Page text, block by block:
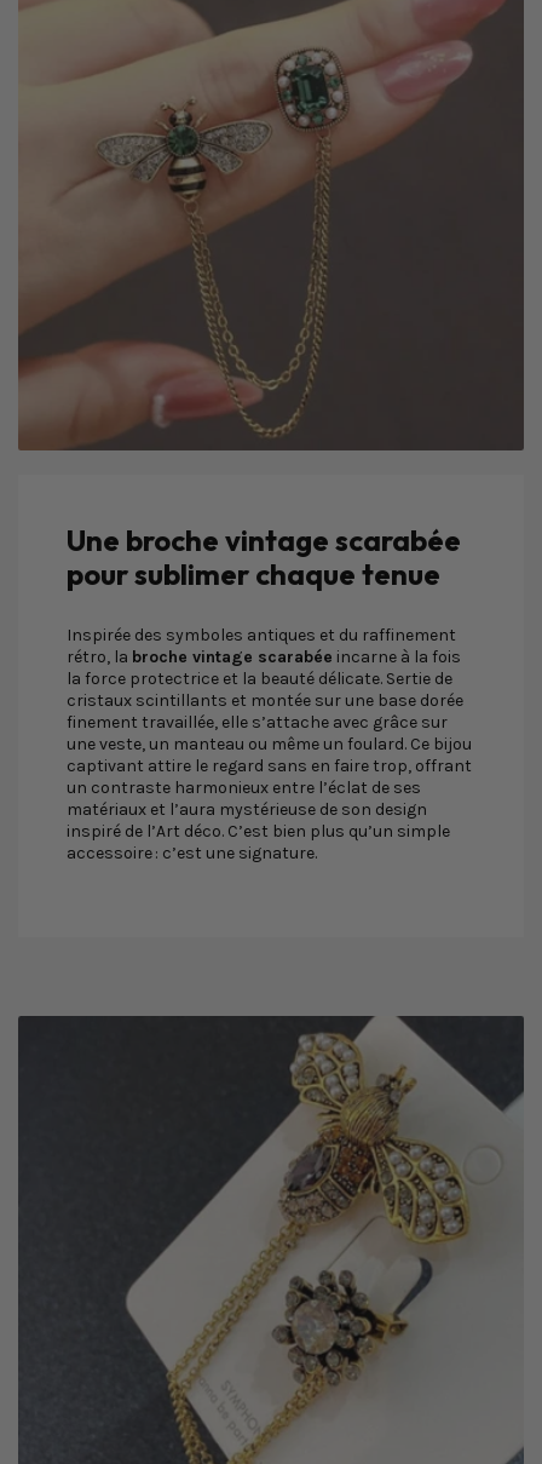
Une broche vintage scarabée
pour sublimer chaque tenue
Inspirée des symboles antiques et du raffinement
rétro, la broche vintage scarabée incarne à la fois
la force protectrice et la beauté délicate. Sertie de
cristaux scintillants et montée sur une base dorée
finement travaillée, elle s’attache avec grâce sur
une veste, un manteau ou même un foulard. Ce bijou
captivant attire le regard sans en faire trop, offrant
un contraste harmonieux entre l’éclat de ses
matériaux et l’aura mystérieuse de son design
inspiré de l’Art déco. C’est bien plus qu’un simple
accessoire : c’est une signature.